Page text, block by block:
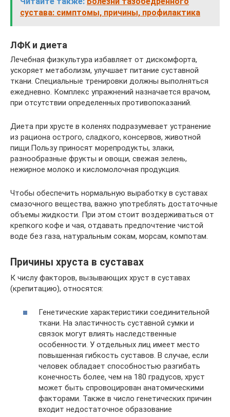
сустава: симптомы, причины, профилактика
ЛФК и диета
Лечебная физкультура избавляет от дискомфорта,
ускоряет метаболизм, улучшает питание суставной
ткани. Специальные тренировки должны выполняться
ежедневно. Комплекс упражнений назначается врачом,
при отсутствии определенных противопоказаний.
Диета при хрусте в коленях подразумевает устранение
из рациона острого, сладкого, консервов, животной
пищи.Пользу приносят морепродукты, злаки,
разнообразные фрукты и овощи, свежая зелень,
нежирное молоко и кисломолочная продукция.
Чтобы обеспечить нормальную выработку в суставах
смазочного вещества, важно употреблять достаточные
объемы жидкости. При этом стоит воздерживаться от
крепкого кофе и чая, отдавать предпочтение чистой
воде без газа, натуральным сокам, морсам, компотам.
Причины хруста в суставах
К числу факторов, вызывающих хруст в суставах
(крепитацию), относятся:
Генетические характеристики соединительной
ткани. На эластичность суставной сумки и
связок могут влиять наследственные
особенности. У отдельных лиц имеет место
повышенная гибкость суставов. В случае, если
человек обладает способностью разгибать
конечность более, чем на 180 градусов, хруст
может быть спровоцирован анатомическими
факторами. Также в число генетических причин
входит недостаточное образование